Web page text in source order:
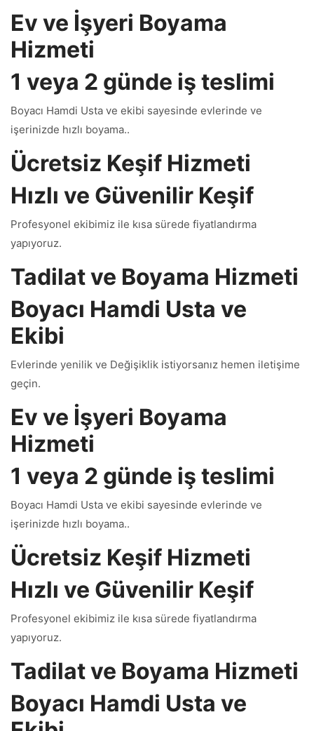
Ev ve İşyeri Boyama
Hizmeti
1 veya 2 günde iş teslimi
Boyacı Hamdi Usta ve ekibi sayesinde evlerinde ve
işerinizde hızlı boyama..
Ücretsiz Keşif Hizmeti
Hızlı ve Güvenilir Keşif
Profesyonel ekibimiz ile kısa sürede fiyatlandırma
yapıyoruz.
Tadilat ve Boyama Hizmeti
Boyacı Hamdi Usta ve
Ekibi
Evlerinde yenilik ve Değişiklik istiyorsanız hemen iletişime
geçin.
Ev ve İşyeri Boyama
Hizmeti
1 veya 2 günde iş teslimi
Boyacı Hamdi Usta ve ekibi sayesinde evlerinde ve
işerinizde hızlı boyama..
Ücretsiz Keşif Hizmeti
Hızlı ve Güvenilir Keşif
Profesyonel ekibimiz ile kısa sürede fiyatlandırma
yapıyoruz.
Tadilat ve Boyama Hizmeti
Boyacı Hamdi Usta ve